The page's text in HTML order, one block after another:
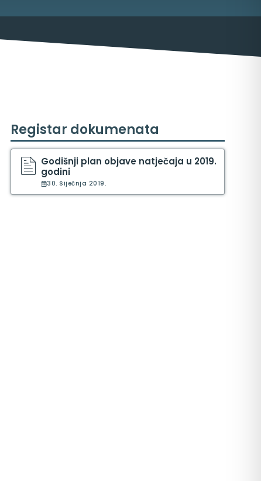
Registar dokumenata
Godišnji plan objave natječaja u 2019.
godini
30. Siječnja 2019.